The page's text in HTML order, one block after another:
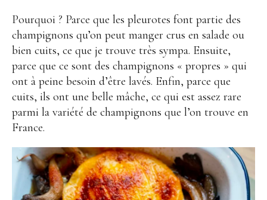
Pourquoi ? Parce que les pleurotes font partie des
champignons qu’on peut manger crus en salade ou
bien cuits, ce que je trouve très sympa. Ensuite,
parce que ce sont des champignons « propres » qui
ont à peine besoin d’être lavés. Enfin, parce que
cuits, ils ont une belle mâche, ce qui est assez rare
parmi la variété de champignons que l’on trouve en
France.